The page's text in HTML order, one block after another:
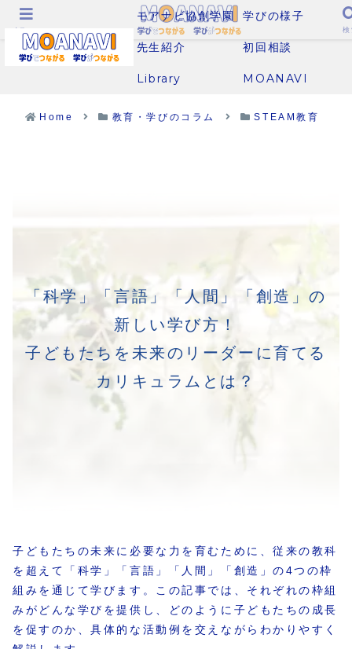
モアナビ協創学園 学びの様子
先生紹介 初回相談
Library MOANAVI
Home 教育・学びのコラム STEAM教育
「科学」「言語」「人間」「創造」の
新しい学び方！
子どもたちを未来のリーダーに育てる
カリキュラムとは？
子どもたちの未来に必要な力を育むために、従来の教科
を超えて「科学」「言語」「人間」「創造」の4つの枠
組みを通じて学びます。この記事では、それぞれの枠組
みがどんな学びを提供し、どのように子どもたちの成長
を促すのか、具体的な活動例を交えながらわかりやすく
メニュー